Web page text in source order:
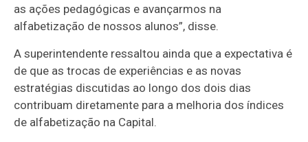
as ações pedagógicas e avançarmos na
alfabetização de nossos alunos”, disse.
A superintendente ressaltou ainda que a expectativa é
de que as trocas de experiências e as novas
estratégias discutidas ao longo dos dois dias
contribuam diretamente para a melhoria dos índices
de alfabetização na Capital.